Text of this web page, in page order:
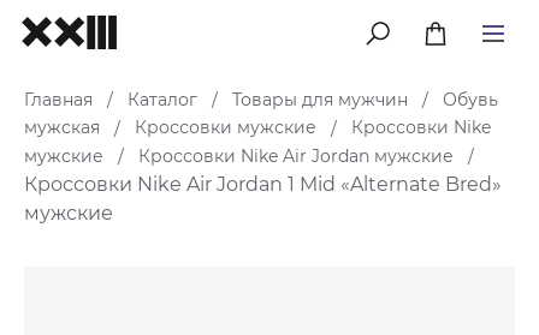
меню
Главная / Каталог / Товары для мужчин /
Обувь
мужская
/ Кроссовки мужские /
Кроссовки Nike
мужские
/ Кроссовки Nike Air Jordan мужские /
Кроссовки Nike Air Jordan 1 Mid «Alternate Bred»
мужские